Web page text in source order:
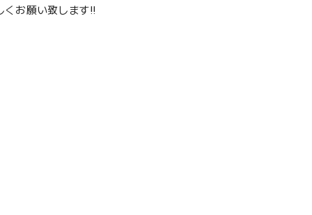
お願い致します‼️